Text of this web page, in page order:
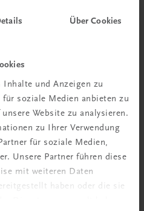
Über Cookies
und Anzeigen zu
soziale Medien anbieten zu
Website zu analysieren.
zu Ihrer Verwendung
für soziale Medien,
Unsere Partner führen diese
mit weiteren Daten
haben oder die sie